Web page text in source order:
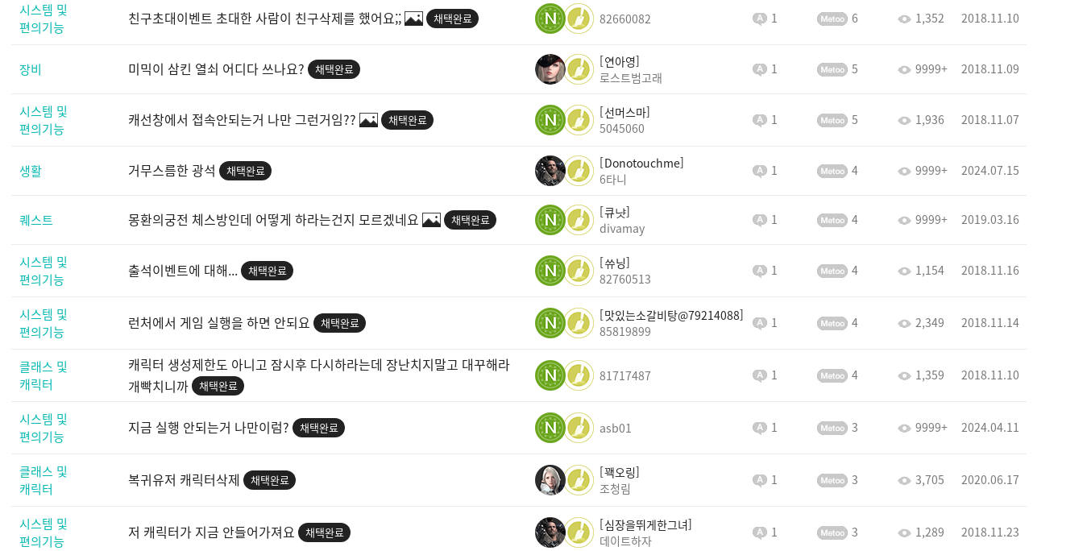
시스템 및
편의기능
친구초대이벤트 초대한 사람이 친구삭제를 했어요;; 채택완료 82660082 1 6 1,352 2018.11.10
장비 미믹이 삼킨 열쇠 어디다 쓰나요? 채택완료
연아영
로스트범고래
1 5 9999+ 2018.11.09
시스템 및
편의기능
캐선창에서 접속안되는거 나만 그런거임?? 채택완료
선머스마
5045060
1 5 1,936 2018.11.07
생활 거무스름한 광석 채택완료
Donotouchme
6타니
1 4 9999+ 2024.07.15
퀘스트 몽환의궁전 체스방인데 어떻게 하라는건지 모르겠네요 채택완료
큐냣
divamay
1 4 9999+ 2019.03.16
시스템 및
편의기능
출석이벤트에 대해... 채택완료
쓔닝
82760513
1 4 1,154 2018.11.16
시스템 및
편의기능
런처에서 게임 실행을 하면 안되요 채택완료
맛있는소갈비탕@79214088
85819899
1 4 2,349 2018.11.14
클래스 및
캐릭터
캐릭터 생성제한도 아니고 잠시후 다시하라는데 장난치지말고 대꾸해라
개빡치니까
채택완료
81717487 1 4 1,359 2018.11.10
시스템 및
편의기능
지금 실행 안되는거 나만이럼? 채택완료 asb01 1 3 9999+ 2024.04.11
클래스 및
캐릭터
복귀유저 캐릭터삭제 채택완료
꽥오링
조청림
1 3 3,705 2020.06.17
시스템 및
편의기능
저 캐릭터가 지금 안들어가져요 채택완료
심장을뛰게한그녀
데이트하자
1 3 1,289 2018.11.23